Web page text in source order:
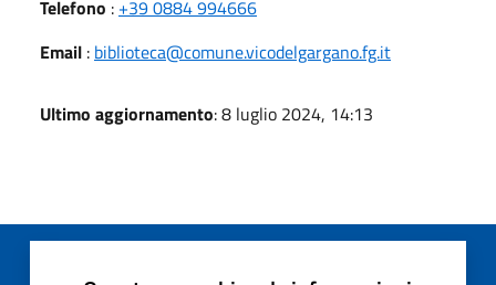
Telefono : +39 0884 994666
Email : biblioteca@comune.vicodelgargano.fg.it
Ultimo aggiornamento: 8 luglio 2024, 14:13